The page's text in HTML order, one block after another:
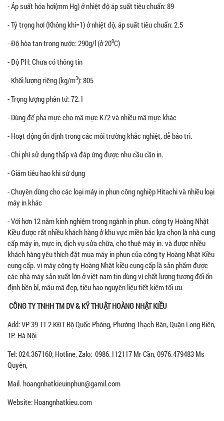
- Áp suất hóa hơi(mm Hg) ở nhiệt độ áp suất tiêu chuẩn: 89
- Tỷ trọng hơi (Không khí=1) ở nhiệt độ, áp suất tiêu chuẩn: 2.5
- Độ hòa tan trong nước: 290g/l (ở 200C)
- Độ PH: Chưa có thông tin
- Khối lượng riêng (kg/m3): 805
- Trọng lượng phân tử: 72.1
- Dùng để pha mực cho mã mực K72 và nhiều mã mực khác
- Hoạt động ổn định trong các môi trường khắc nghiệt, dễ bảo trì.
- Chi phí sử dụng thấp và đáp ứng được nhu cầu cần in.
- Giảm tiêu hao khi sử dụng
- Chuyên dùng cho các loại máy in phun công nghiệp Hitachi và nhiều loại
máy in khác
- Với hơn 12 năm kinh nghiệm trong ngành in phun. công ty Hoàng Nhật
Kiều được rất nhiều khách hàng ở khu vực miền bắc lựa chọn là nhà cung
cấp máy in, mực in, dịch vụ sửa chữa, cho thuê máy in. và được nhiều
khách hàng yêu thích đặt mua máy in phun của công ty Hoàng Nhật Kiều
cung cấp. vì máy công ty Hoàng Nhật kiều cung cấp là sản phẩm được
các nhà máy sản xuất lớn ở việt nam tin dùng vì chất lượng tương đối ổn
định bền bỉ, mẫu mã đẹp, tiêu hao nguyên liệu tiết kiệm tối ưu.
CÔNG TY TNHH TM DV & KỸ THUẬT HOÀNG NHẬT KIỀU
Add: VP 39 TT 2 KĐT Bộ Quốc Phòng, Phường Thạch Bàn, Quận Long Biên,
TP. Hà Nội
Tel: 024.367160; Hotline, Zalo: 0986.112117 Mr Cần, 0976.479483 Ms
Quyên,
Mail. hoangnhatkieuinphun@gamil.com
Website: Hoangnhatkieu.com